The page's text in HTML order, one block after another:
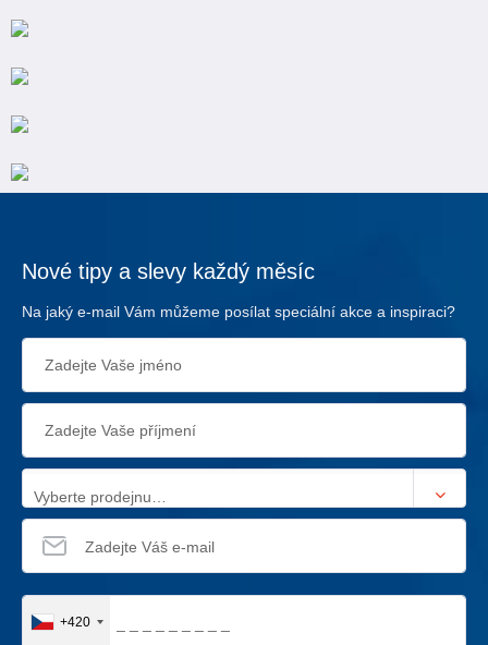
Nové tipy a slevy každý měsíc
Na jaký e-mail Vám můžeme posílat speciální akce a inspiraci?
Vyberte prodejnu…
+420